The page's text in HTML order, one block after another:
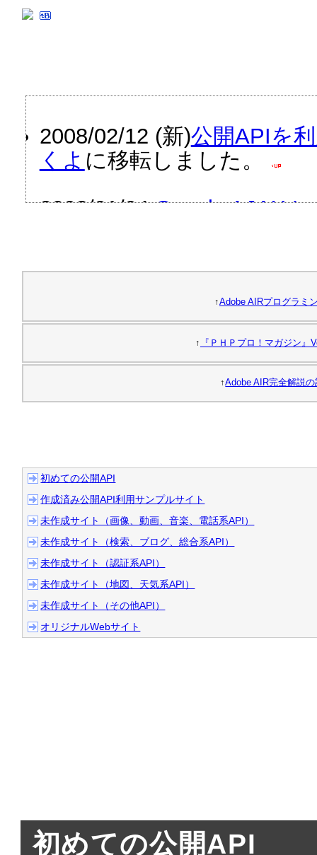
2008/02/12 (新)公開APIを
くよ に移転しました。
2008/01/04 Google AJAX
2008/11/27 簡易はてブ (カ
簡易はてブ (注
作りました
2008/10/24 はてはてブラ
2008/10/20 「Mashup
た！
2008/10/17 iKnow! API
りました。1位になると賞
↑Adobe AIRプログラミ
↑ 『ＰＨＰプロ！マガジン
↑Adobe AIR完全解説
初めての公開API
作成済み公開API利用サンプルサイト
未作成サイト（画像、動画、音楽、電話系API）
未作成サイト（検索、ブログ、総合系API）
未作成サイト（認証系API）
未作成サイト（地図、天気系API）
未作成サイト（その他API）
オリジナルWebサイト
初めての公開API